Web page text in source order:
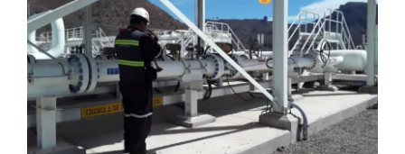
Contacto